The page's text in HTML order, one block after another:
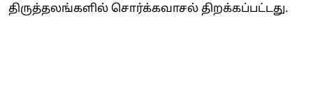
திருத்தலங்களில் சொர்க்கவாசல் திறக்கப்பட்டது.